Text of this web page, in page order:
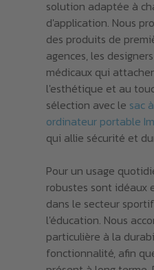
solution adaptée à
d'application. Nous
des produits de
agences, les
médicaux qui
l'esthétique et au
sélection avec le sac
ordinateur portable
qui allie sécurité et
Pour un usage
robustes sont idéaux
dans le secteur
l'éducation. Nous
particulière à la
fonctionnalité, afin